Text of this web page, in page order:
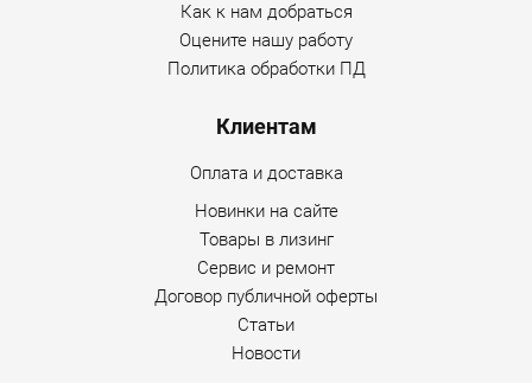
Как к нам добраться
Оцените нашу работу
Политика обработки ПД
Клиентам
Оплата и доставка
Новинки на сайте
Товары в лизинг
Сервис и ремонт
Договор публичной оферты
Статьи
Новости